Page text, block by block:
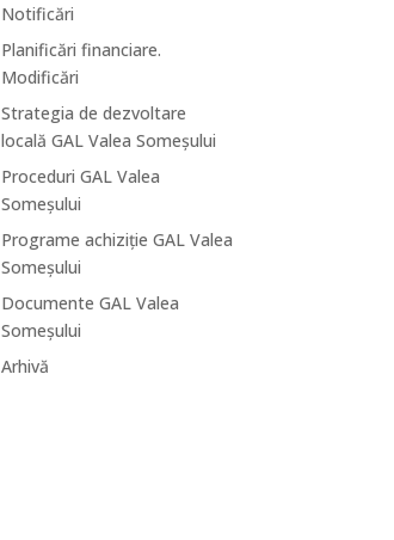
Notificări
Planificări financiare.
Modificări
Strategia de dezvoltare
locală GAL Valea Someșului
Proceduri GAL Valea
Someșului
Programe achiziție GAL Valea
Someșului
Documente GAL Valea
Someșului
Arhivă